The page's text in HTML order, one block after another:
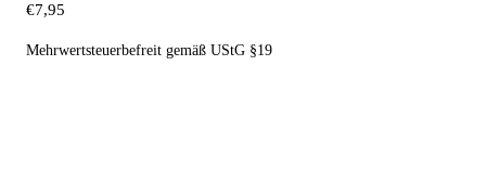
€7,95
Mehrwertsteuerbefreit gemäß UStG §19